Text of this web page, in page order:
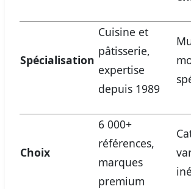
Spécialisation
Cuisine et
pâtisserie,
expertise
depuis 1989
Choix
6 000+
références,
marques
premium